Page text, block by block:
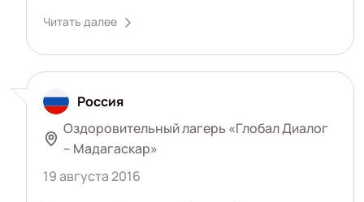
Читать далее
Россия
Оздоровительный лагерь «Глобал Диалог
– Мадагаскар»
19 августа 2016